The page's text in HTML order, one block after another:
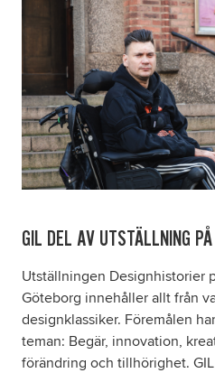
Kampanjer
Om oss
Nyheter
Ordlista
GIL DEL AV UTSTÄLLNING
Utställningen Designhistorier
Göteborg innehåller allt från
designklassiker. Föremålen
teman: Begär, innovation,
förändring och tillhörighet.